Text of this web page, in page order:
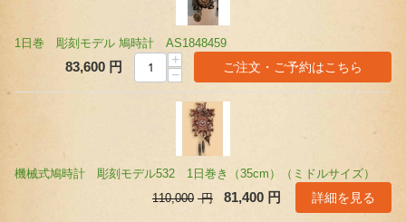
1日巻 彫刻モデル 鳩時計 AS1848459
83,600 円
+
−
ご注文・ご予約はこちら
機械式鳩時計 彫刻モデル532 1日巻き（35cm）（ミドルサイズ）
110,000 円 81,400 円 詳細を見る